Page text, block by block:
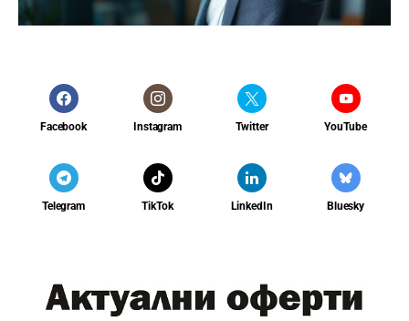
Facebook Instagram Twitter YouTube
Telegram TikTok LinkedIn Bluesky